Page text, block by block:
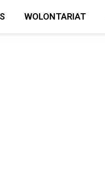
WOLONTARIAT